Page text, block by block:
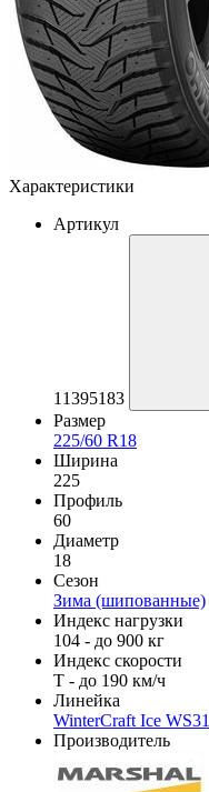
Характеристики
Артикул
11395183
Размер
225/60 R18
Ширина
225
Профиль
60
Диаметр
18
Сезон
Зима (шипованные)
Индекс нагрузки
104 - до 900 кг
Индекс скорости
T - до 190 км/ч
Линейка
WinterCraft Ice WS31
Производитель